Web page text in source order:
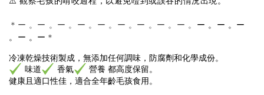
＊ー 。ー 。ー 。ー 。ー 。ー 。ー 。ー 。ー 。 ー 。ー 。ー
。ー 。 ー ＊
冷凍乾燥技術製成， 無添加任何調味，防腐劑和化學成份。
味道
香氣
營養 都高度保留。
健康且適口性佳，適合全年齡毛孩食用。